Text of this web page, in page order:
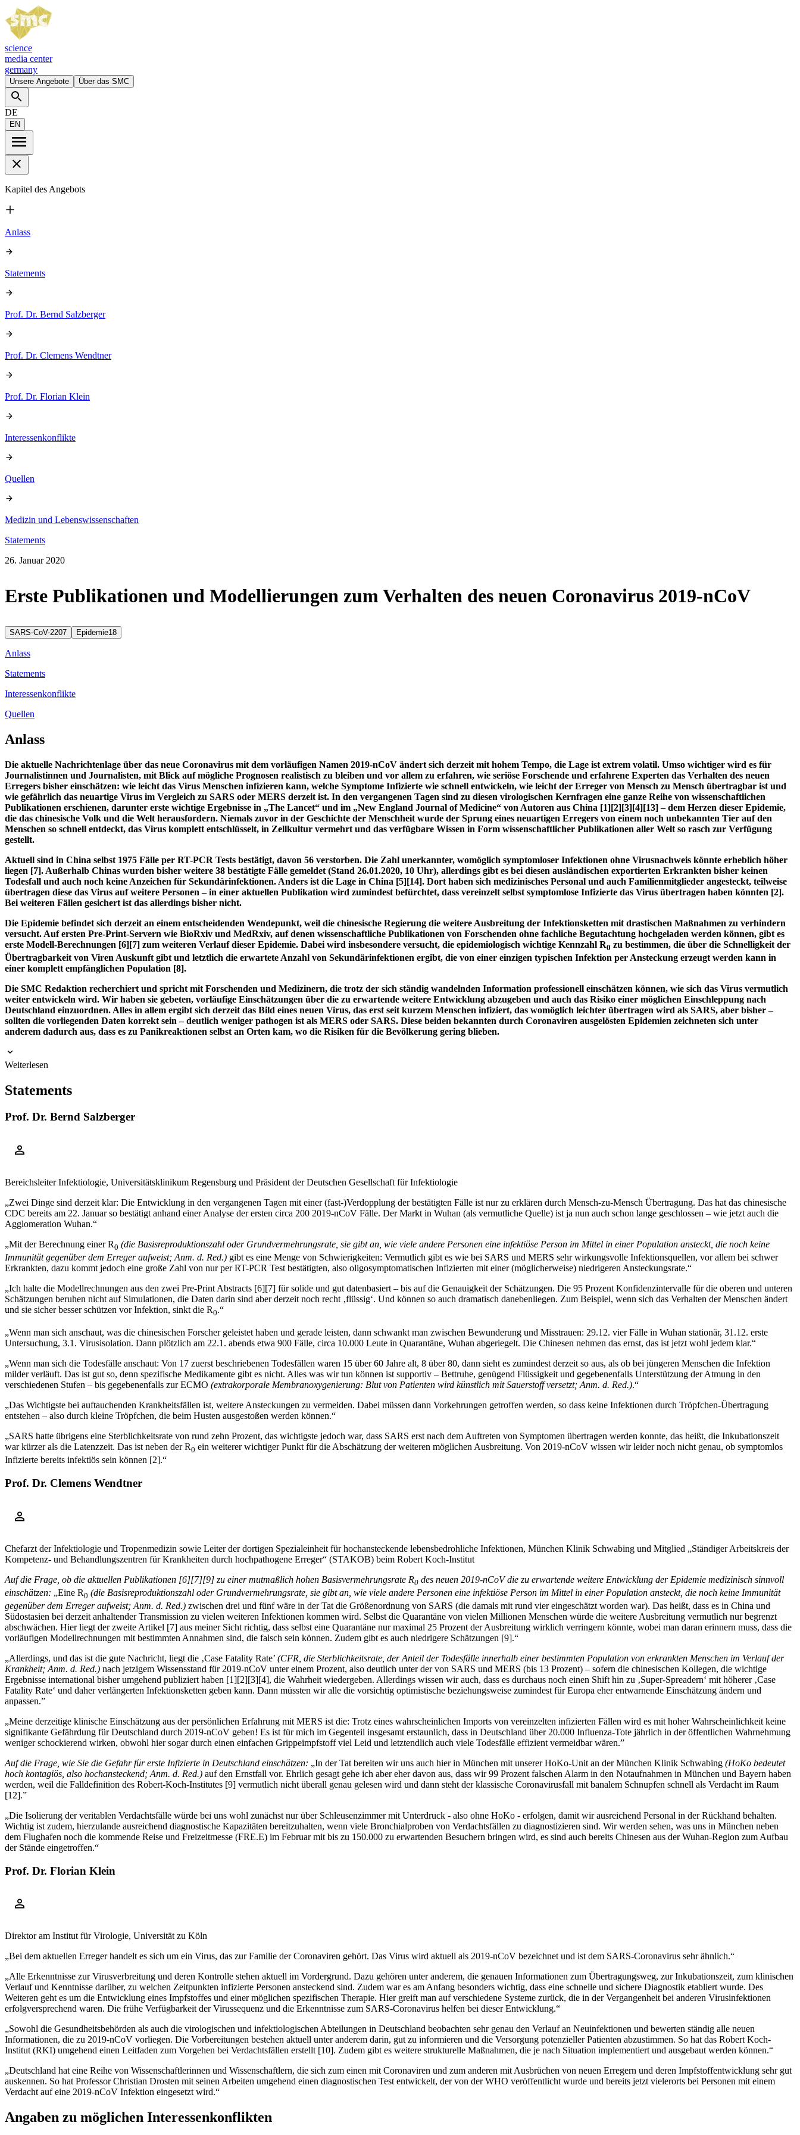
science
media center
germany
Unsere Angebote Über das SMC
DE
EN
Kapitel des Angebots
Anlass
Statements
Prof. Dr. Bernd Salzberger
Prof. Dr. Clemens Wendtner
Prof. Dr. Florian Klein
Interessenkonflikte
Quellen
Medizin und Lebenswissenschaften
Statements
26. Januar 2020
Erste Publikationen und Modellierungen zum Verhalten des neuen Coronavirus 2019-nCoV
SARS-CoV-2207 Epidemie18
Anlass
Statements
Interessenkonflikte
Quellen
Anlass
Die aktuelle Nachrichtenlage über das neue Coronavirus mit dem vorläufigen Namen 2019-nCoV ändert sich derzeit mit hohem Tempo, die Lage ist extrem volatil. Umso wichtiger wird es für
Journalistinnen und Journalisten, mit Blick auf mögliche Prognosen realistisch zu bleiben und vor allem zu erfahren, wie seriöse Forschende und erfahrene Experten das Verhalten des neuen
Erregers bisher einschätzen: wie leicht das Virus Menschen infizieren kann, welche Symptome Infizierte wie schnell entwickeln, wie leicht der Erreger von Mensch zu Mensch übertragbar ist und
wie gefährlich das neuartige Virus im Vergleich zu SARS oder MERS derzeit ist. In den vergangenen Tagen sind zu diesen virologischen Kernfragen eine ganze Reihe von wissenschaftlichen
Publikationen erschienen, darunter erste wichtige Ergebnisse in „The Lancet“ und im „New England Journal of Medicine“ von Autoren aus China [1][2][3][4][13]– dem Herzen dieser Epidemie,
die das chinesische Volk und die Welt herausfordern. Niemals zuvor in der Geschichte der Menschheit wurde der Sprung eines neuartigen Erregers von einem noch unbekannten Tier auf den
Menschen so schnell entdeckt, das Virus komplett entschlüsselt, in Zellkultur vermehrt und das verfügbare Wissen in Form wissenschaftlicher Publikationen aller Welt so rasch zur Verfügung
gestellt.
Aktuell sind in China selbst 1975 Fälle per RT-PCR Tests bestätigt, davon 56 verstorben. Die Zahl unerkannter, womöglich symptomloser Infektionen ohne Virusnachweis könnte erheblich höher
liegen [7]. Außerhalb Chinas wurden bisher weitere 38 bestätigte Fälle gemeldet (Stand 26.01.2020, 10 Uhr), allerdings gibt es bei diesen ausländischen exportierten Erkrankten bisher keinen
Todesfall und auch noch keine Anzeichen für Sekundärinfektionen. Anders ist die Lage in China [5][14]. Dort haben sich medizinisches Personal und auch Familienmitglieder angesteckt, teilweise
übertragen diese das Virus auf weitere Personen – in einer aktuellen Publikation wird zumindest befürchtet, dass vereinzelt selbst symptomlose Infizierte das Virus übertragen haben könnten [2].
Bei weiteren Fällen gesichert ist das allerdings bisher nicht.
Die Epidemie befindet sich derzeit an einem entscheidenden Wendepunkt, weil die chinesische Regierung die weitere Ausbreitung der Infektionsketten mit drastischen Maßnahmen zu verhindern
versucht. Auf ersten Pre-Print-Servern wie BioRxiv und MedRxiv, auf denen wissenschaftliche Publikationen von Forschenden ohne fachliche Begutachtung hochgeladen werden können, gibt es
erste Modell-Berechnungen [6][7] zum weiteren Verlauf dieser Epidemie. Dabei wird insbesondere versucht, die epidemiologisch wichtige Kennzahl R0 zu bestimmen, die über die Schnelligkeit der
Übertragbarkeit von Viren Auskunft gibt und letztlich die erwartete Anzahl von Sekundärinfektionen ergibt, die von einer einzigen typischen Infektion per Ansteckung erzeugt werden kann in
einer komplett empfänglichen Population [8].
Die SMC Redaktion recherchiert und spricht mit Forschenden und Medizinern, die trotz der sich ständig wandelnden Information professionell einschätzen können, wie sich das Virus vermutlich
weiter entwickeln wird. Wir haben sie gebeten, vorläufige Einschätzungen über die zu erwartende weitere Entwicklung abzugeben und auch das Risiko einer möglichen Einschleppung nach
Deutschland einzuordnen. Alles in allem ergibt sich derzeit das Bild eines neuen Virus, das erst seit kurzem Menschen infiziert, das womöglich leichter übertragen wird als SARS, aber bisher –
sollten die vorliegenden Daten korrekt sein – deutlich weniger pathogen ist als MERS oder SARS. Diese beiden bekannten durch Coronaviren ausgelösten Epidemien zeichneten sich unter
anderem dadurch aus, dass es zu Panikreaktionen selbst an Orten kam, wo die Risiken für die Bevölkerung gering blieben.
Weiterlesen
Statements
Prof. Dr. Bernd Salzberger
Bereichsleiter Infektiologie, Universitätsklinikum Regensburg und Präsident der Deutschen Gesellschaft für Infektiologie
„Zwei Dinge sind derzeit klar: Die Entwicklung in den vergangenen Tagen mit einer (fast-)Verdopplung der bestätigten Fälle ist nur zu erklären durch Mensch-zu-Mensch Übertragung. Das hat das chinesische
CDC bereits am 22. Januar so bestätigt anhand einer Analyse der ersten circa 200 2019-nCoV Fälle. Der Markt in Wuhan (als vermutliche Quelle) ist ja nun auch schon lange geschlossen – wie jetzt auch die
Agglomeration Wuhan.“
„Mit der Berechnung einer R0 (die Basisreproduktionszahl oder Grundvermehrungsrate, sie gibt an, wie viele andere Personen eine infektiöse Person im Mittel in einer Population ansteckt, die noch keine
Immunität gegenüber dem Erreger aufweist; Anm. d. Red.) gibt es eine Menge von Schwierigkeiten: Vermutlich gibt es wie bei SARS und MERS sehr wirkungsvolle Infektionsquellen, vor allem bei schwer
Erkrankten, dazu kommt jedoch eine große Zahl von nur per RT-PCR Test bestätigten, also oligosymptomatischen Infizierten mit einer (möglicherweise) niedrigeren Ansteckungsrate.“
„Ich halte die Modellrechnungen aus den zwei Pre-Print Abstracts [6][7] für solide und gut datenbasiert – bis auf die Genauigkeit der Schätzungen. Die 95 Prozent Konfidenzintervalle für die oberen und unteren
Schätzungen beruhen nicht auf Simulationen, die Daten darin sind aber derzeit noch recht ‚flüssig‘. Und können so auch dramatisch danebenliegen. Zum Beispiel, wenn sich das Verhalten der Menschen ändert
und sie sicher besser schützen vor Infektion, sinkt die R0.“
„Wenn man sich anschaut, was die chinesischen Forscher geleistet haben und gerade leisten, dann schwankt man zwischen Bewunderung und Misstrauen: 29.12. vier Fälle in Wuhan stationär, 31.12. erste
Untersuchung, 3.1. Virusisolation. Dann plötzlich am 22.1. abends etwa 900 Fälle, circa 10.000 Leute in Quarantäne, Wuhan abgeriegelt. Die Chinesen nehmen das ernst, das ist jetzt wohl jedem klar.“
„Wenn man sich die Todesfälle anschaut: Von 17 zuerst beschriebenen Todesfällen waren 15 über 60 Jahre alt, 8 über 80, dann sieht es zumindest derzeit so aus, als ob bei jüngeren Menschen die Infektion
milder verläuft. Das ist gut so, denn spezifische Medikamente gibt es nicht. Alles was wir tun können ist supportiv – Bettruhe, genügend Flüssigkeit und gegebenenfalls Unterstützung der Atmung in den
verschiedenen Stufen – bis gegebenenfalls zur ECMO (extrakorporale Membranoxygenierung: Blut von Patienten wird künstlich mit Sauerstoff versetzt; Anm. d. Red.).“
„Das Wichtigste bei auftauchenden Krankheitsfällen ist, weitere Ansteckungen zu vermeiden. Dabei müssen dann Vorkehrungen getroffen werden, so dass keine Infektionen durch Tröpfchen-Übertragung
entstehen – also durch kleine Tröpfchen, die beim Husten ausgestoßen werden können.“
„SARS hatte übrigens eine Sterblichkeitsrate von rund zehn Prozent, das wichtigste jedoch war, dass SARS erst nach dem Auftreten von Symptomen übertragen werden konnte, das heißt, die Inkubationszeit
war kürzer als die Latenzzeit. Das ist neben der R0 ein weiterer wichtiger Punkt für die Abschätzung der weiteren möglichen Ausbreitung. Von 2019-nCoV wissen wir leider noch nicht genau, ob symptomlos
Infizierte bereits infektiös sein können [2].“
Prof. Dr. Clemens Wendtner
Chefarzt der Infektiologie und Tropenmedizin sowie Leiter der dortigen Spezialeinheit für hochansteckende lebensbedrohliche Infektionen, München Klinik Schwabing und Mitglied „Ständiger Arbeitskreis der
Kompetenz- und Behandlungszentren für Krankheiten durch hochpathogene Erreger“ (STAKOB) beim Robert Koch-Institut
Auf die Frage, ob die aktuellen Publikationen [6][7][9] zu einer mutmaßlich hohen Basisvermehrungsrate R0 des neuen 2019-nCoV die zu erwartende weitere Entwicklung der Epidemie medizinisch sinnvoll
einschätzen: „Eine R0 (die Basisreproduktionszahl oder Grundvermehrungsrate, sie gibt an, wie viele andere Personen eine infektiöse Person im Mittel in einer Population ansteckt, die noch keine Immunität
gegenüber dem Erreger aufweist; Anm. d. Red.) zwischen drei und fünf wäre in der Tat die Größenordnung von SARS (die damals mit rund vier eingeschätzt worden war). Das heißt, dass es in China und
Südostasien bei derzeit anhaltender Transmission zu vielen weiteren Infektionen kommen wird. Selbst die Quarantäne von vielen Millionen Menschen würde die weitere Ausbreitung vermutlich nur begrenzt
abschwächen. Hier liegt der zweite Artikel [7] aus meiner Sicht richtig, dass selbst eine Quarantäne nur maximal 25 Prozent der Ausbreitung wirklich verringern könnte, wobei man daran erinnern muss, dass die
vorläufigen Modellrechnungen mit bestimmten Annahmen sind, die falsch sein können. Zudem gibt es auch niedrigere Schätzungen [9].“
„Allerdings, und das ist die gute Nachricht, liegt die ‚Case Fatality Rate’ (CFR, die Sterblichkeitsrate, der Anteil der Todesfälle innerhalb einer bestimmten Population von erkrankten Menschen im Verlauf der
Krankheit; Anm. d. Red.) nach jetzigem Wissensstand für 2019-nCoV unter einem Prozent, also deutlich unter der von SARS und MERS (bis 13 Prozent) – sofern die chinesischen Kollegen, die wichtige
Ergebnisse international bisher umgehend publiziert haben [1][2][3][4], die Wahrheit wiedergeben. Allerdings wissen wir auch, dass es durchaus noch einen Shift hin zu ‚Super-Spreadern‘ mit höherer ‚Case
Fatality Rate‘ und daher verlängerten Infektionsketten geben kann. Dann müssten wir alle die vorsichtig optimistische beziehungsweise zumindest für Europa eher entwarnende Einschätzung ändern und
anpassen.”
„Meine derzeitige klinische Einschätzung aus der persönlichen Erfahrung mit MERS ist die: Trotz eines wahrscheinlichen Imports von vereinzelten infizierten Fällen wird es mit hoher Wahrscheinlichkeit keine
signifikante Gefährdung für Deutschland durch 2019-nCoV geben! Es ist für mich im Gegenteil insgesamt erstaunlich, dass in Deutschland über 20.000 Influenza-Tote jährlich in der öffentlichen Wahrnehmung
weniger schockierend wirken, obwohl hier sogar durch einen einfachen Grippeimpfstoff viel Leid und letztendlich auch viele Todesfälle effizient vermeidbar wären.”
Auf die Frage, wie Sie die Gefahr für erste Infizierte in Deutschland einschätzen: „In der Tat bereiten wir uns auch hier in München mit unserer HoKo-Unit an der München Klinik Schwabing (HoKo bedeutet
hoch kontagiös, also hochansteckend; Anm. d. Red.) auf den Ernstfall vor. Ehrlich gesagt gehe ich aber eher davon aus, dass wir 99 Prozent falschen Alarm in den Notaufnahmen in München und Bayern haben
werden, weil die Falldefinition des Robert-Koch-Institutes [9] vermutlich nicht überall genau gelesen wird und dann steht der klassische Coronavirusfall mit banalem Schnupfen schnell als Verdacht im Raum
[12].”
„Die Isolierung der veritablen Verdachtsfälle würde bei uns wohl zunächst nur über Schleusenzimmer mit Unterdruck - also ohne HoKo - erfolgen, damit wir ausreichend Personal in der Rückhand behalten.
Wichtig ist zudem, hierzulande ausreichend diagnostische Kapazitäten bereitzuhalten, wenn viele Bronchialproben von Verdachtsfällen zu diagnostizieren sind. Wir werden sehen, was uns in München neben
dem Flughafen noch die kommende Reise und Freizeitmesse (FRE.E) im Februar mit bis zu 150.000 zu erwartenden Besuchern bringen wird, es sind auch bereits Chinesen aus der Wuhan-Region zum Aufbau
der Stände eingetroffen.“
Prof. Dr. Florian Klein
Direktor am Institut für Virologie, Universität zu Köln
„Bei dem aktuellen Erreger handelt es sich um ein Virus, das zur Familie der Coronaviren gehört. Das Virus wird aktuell als 2019-nCoV bezeichnet und ist dem SARS-Coronavirus sehr ähnlich.“
„Alle Erkenntnisse zur Virusverbreitung und deren Kontrolle stehen aktuell im Vordergrund. Dazu gehören unter anderem, die genauen Informationen zum Übertragungsweg, zur Inkubationszeit, zum klinischen
Verlauf und Kenntnisse darüber, zu welchen Zeitpunkten infizierte Personen ansteckend sind. Zudem war es am Anfang besonders wichtig, dass eine schnelle und sichere Diagnostik etabliert wurde. Des
Weiteren geht es um die Entwicklung eines Impfstoffes und einer möglichen spezifischen Therapie. Hier greift man auf verschiedene Systeme zurück, die in der Vergangenheit bei anderen Virusinfektionen
erfolgversprechend waren. Die frühe Verfügbarkeit der Virussequenz und die Erkenntnisse zum SARS-Coronavirus helfen bei dieser Entwicklung.“
„Sowohl die Gesundheitsbehörden als auch die virologischen und infektiologischen Abteilungen in Deutschland beobachten sehr genau den Verlauf an Neuinfektionen und bewerten ständig alle neuen
Informationen, die zu 2019-nCoV vorliegen. Die Vorbereitungen bestehen aktuell unter anderem darin, gut zu informieren und die Versorgung potenzieller Patienten abzustimmen. So hat das Robert Koch-
Institut (RKI) umgehend einen Leitfaden zum Vorgehen bei Verdachtsfällen erstellt [10]. Zudem gibt es weitere strukturelle Maßnahmen, die je nach Situation implementiert und ausgebaut werden können.“
„Deutschland hat eine Reihe von Wissenschaftlerinnen und Wissenschaftlern, die sich zum einen mit Coronaviren und zum anderen mit Ausbrüchen von neuen Erregern und deren Impfstoffentwicklung sehr gut
auskennen. So hat Professor Christian Drosten mit seinen Arbeiten umgehend einen diagnostischen Test entwickelt, der von der WHO veröffentlicht wurde und bereits jetzt vielerorts bei Personen mit einem
Verdacht auf eine 2019-nCoV Infektion eingesetzt wird.“
Angaben zu möglichen Interessenkonflikten